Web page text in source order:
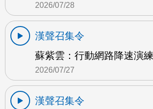
2026/07/28
漢聲召集令
蘇紫雲：行動網路降速演
2026/07/27
漢聲召集令